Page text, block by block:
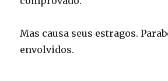
Mas causa seus estragos.
envolvidos.